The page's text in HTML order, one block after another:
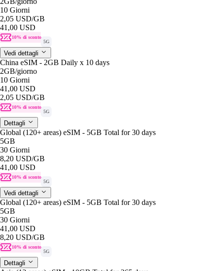
10 Giorni
2,05 USD/GB
41,00 USD
10% di sconto
5G
Vedi dettagli
China eSIM - 2GB Daily x 10 days
2GB/giorno
10 Giorni
41,00 USD
2,05 USD/GB
10% di sconto
5G
Dettagli
Global (120+ areas) eSIM - 5GB Total for 30 days
5GB
30 Giorni
8,20 USD/GB
41,00 USD
10% di sconto
5G
Vedi dettagli
Global (120+ areas) eSIM - 5GB Total for 30 days
5GB
30 Giorni
41,00 USD
8,20 USD/GB
10% di sconto
5G
Dettagli